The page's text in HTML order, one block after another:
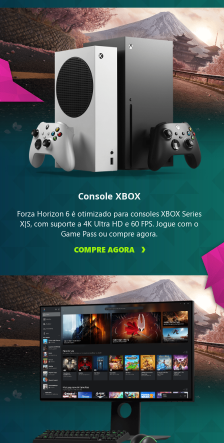
Console XBOX
Forza Horizon 6 é otimizado para consoles XBOX Series
X|S, com suporte a 4K Ultra HD e 60 FPS. Jogue com o
Game Pass ou compre agora.
COMPRE AGORA